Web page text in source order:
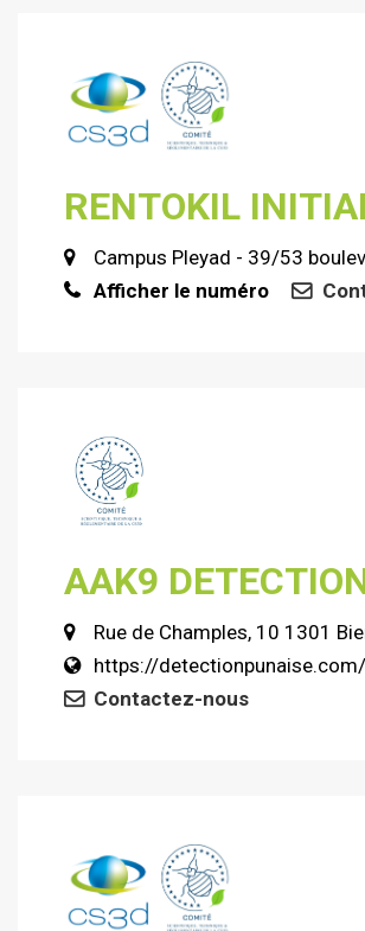
RENTOKIL
Campus Pleyad - 39/53
Afficher le numéro
AAK9
Rue de Champles, 10 1301
https://detectionpunaise.com/
Contactez-nous